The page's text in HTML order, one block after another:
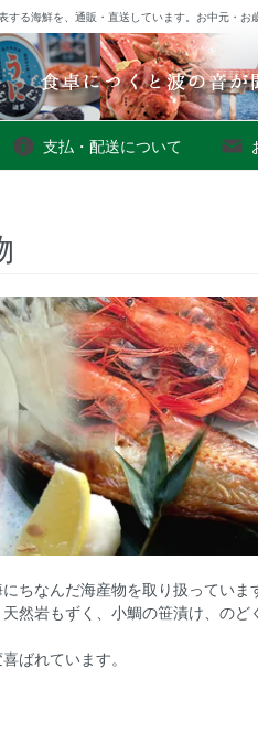
海鮮を、通販・直送しています。お中元・お
支払・配送について
ちなんだ海産物を取り扱っていま
然岩もずく、小鯛の笹漬け、の
ばれています。